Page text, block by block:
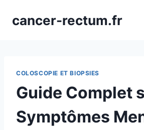
cancer-rectum.fr
COLOSCOPIE ET BIOPSIES
Guide Complet
Symptômes